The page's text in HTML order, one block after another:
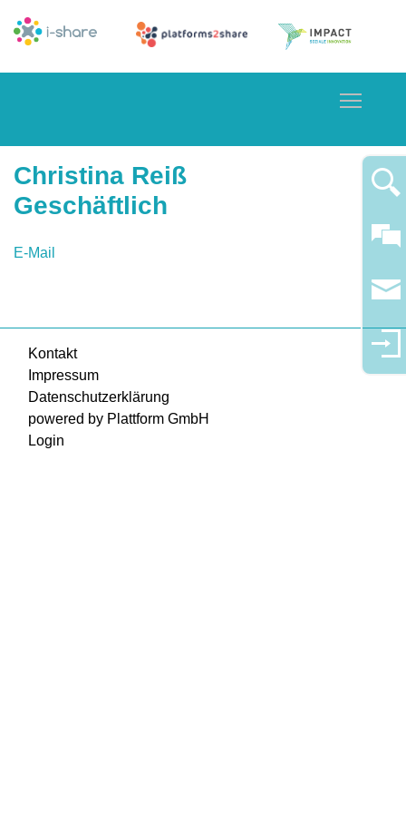
Christina Reiß
Geschäftlich
E-Mail
Kontakt
Impressum
Datenschutzerklärung
powered by Plattform GmbH
Login